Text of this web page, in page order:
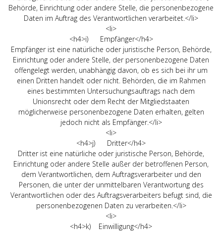
Behörde, Einrichtung oder andere Stelle, die personenbezogene
Daten im Auftrag des Verantwortlichen verarbeitet.</li>
<li>
<h4>i) Empfänger</h4>
Empfänger ist eine natürliche oder juristische Person, Behörde,
Einrichtung oder andere Stelle, der personenbezogene Daten
offengelegt werden, unabhängig davon, ob es sich bei ihr um
einen Dritten handelt oder nicht. Behörden, die im Rahmen
eines bestimmten Untersuchungsauftrags nach dem
Unionsrecht oder dem Recht der Mitgliedstaaten
möglicherweise personenbezogene Daten erhalten, gelten
jedoch nicht als Empfänger.</li>
<li>
<h4>j) Dritter</h4>
Dritter ist eine natürliche oder juristische Person, Behörde,
Einrichtung oder andere Stelle außer der betroffenen Person,
dem Verantwortlichen, dem Auftragsverarbeiter und den
Personen, die unter der unmittelbaren Verantwortung des
Verantwortlichen oder des Auftragsverarbeiters befugt sind, die
personenbezogenen Daten zu verarbeiten.</li>
<li>
<h4>k) Einwilligung</h4>